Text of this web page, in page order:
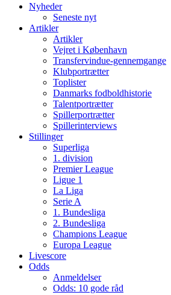
Nyheder
Seneste nyt
Artikler
Artikler
Vejret i København
Transfervindue-gennemgange
Klubportrætter
Toplister
Danmarks fodboldhistorie
Talentportrætter
Spillerportrætter
Spillerinterviews
Stillinger
Superliga
1. division
Premier League
Ligue 1
La Liga
Serie A
1. Bundesliga
2. Bundesliga
Champions League
Europa League
Livescore
Odds
Anmeldelser
Odds: 10 gode råd